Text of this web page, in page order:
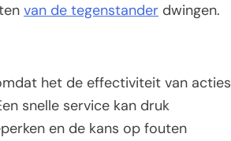
van de tegenstander dwingen.
het de effectiviteit van acties
snelle service kan druk
en de kans op fouten